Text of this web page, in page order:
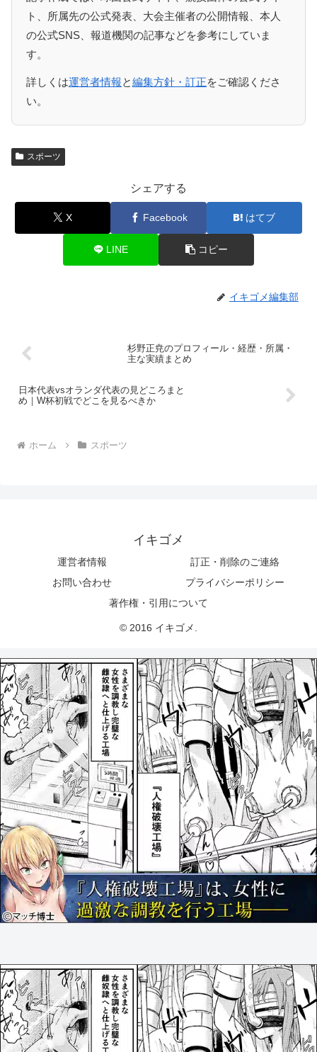
ト、所属先の公式発表、大会主催者の公開情報、本人
の公式SNS、報道機関の記事などを参考にしていま
す。
詳しくは運営者情報と編集方針・訂正をご確認くださ
い。
スポーツ
シェアする
X Facebook はてブ
LINE コピー
イキゴメ編集部
杉野正尭のプロフィール・経歴・所属・
主な実績まとめ
日本代表vsオランダ代表の見どころまと
め｜W杯初戦でどこを見るべきか
ホーム スポーツ
イキゴメ
運営者情報
訂正・削除のご連絡
お問い合わせ
プライバシーポリシー
著作権・引用について
© 2016 イキゴメ.